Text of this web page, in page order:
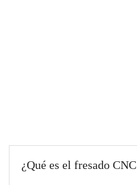
¿Qué es el fresado CNC